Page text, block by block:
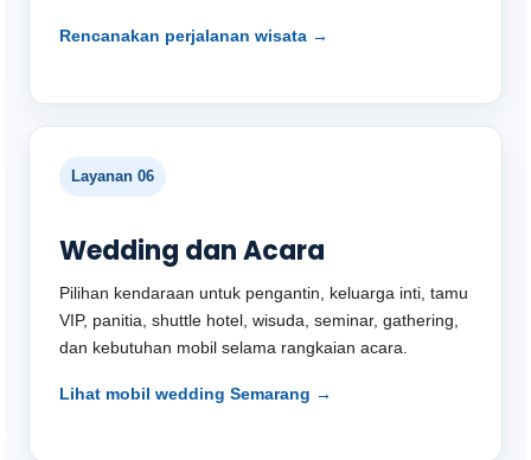
Rencanakan perjalanan wisata →
Layanan 06
Wedding dan Acara
Pilihan kendaraan untuk pengantin, keluarga inti, tamu
VIP, panitia, shuttle hotel, wisuda, seminar, gathering,
dan kebutuhan mobil selama rangkaian acara.
Lihat mobil wedding Semarang →